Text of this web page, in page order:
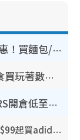
長者優惠｜OK便利店推樂悠咭優惠！買麵包/牛奶/保健品拍卡即減
【8月生日優惠2026】全港85大食買玩著數攻略 自助餐/火鍋放題同行免費＋誠品/DONKI送現金券
開倉優惠｜銅鑼灣MICHAEL KORS開倉低至17折！直擊$500起買手袋/銀包/鞋款 必買經典Jet Set系列
開倉優惠｜馬拉松開倉低至3折！直擊$99起買adidas／New Balance／Puma鞋款 STANLEY保溫杯劈價至$119起